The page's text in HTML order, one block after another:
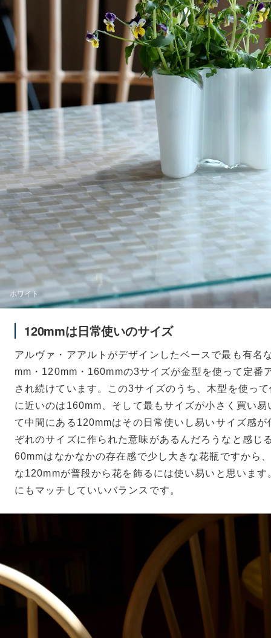
ホワイト
120mmは日常使いのサイズ
アルヴァ・アアルトがデザインしたベースで最も有名
mm・120mm・160mmの3サイズが金型を使って定番
され続けています。この3サイズのうち、木型を使っ
に近いのは160mm、そして最もサイズが小さく買い
て中間にある120mmはその日常使いし易いサイズ感
ぞれのサイズに作られた意味があるんだろうなと感じ
60mmはなかなかの存在感で少し大きな花瓶ですから
な120mmが普段から花を飾るには使い易いと思いま
にもマッチしていいバランスです。